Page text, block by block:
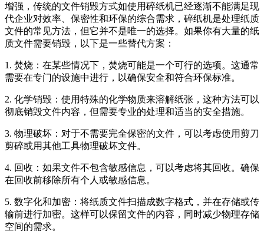
增强，传统的文件销毁方式如使用碎纸机已经逐渐不能满足现
代企业对效率、保密性和环保的综合需求，碎纸机是处理纸质
文件的常见方法，但它并不是唯一的选择。如果你有大量的纸
质文件需要销毁，以下是一些替代方案：
1. 焚烧：在某些情况下，焚烧可能是一个可行的选项。这通常
需要在专门的设施中进行，以确保安全和符合环保标准。
2. 化学销毁：使用特殊的化学物质来溶解纸张，这种方法可以
彻底销毁文件内容，但需要专业的处理和适当的安全措施。
3. 物理破坏：对于不需要完全保密的文件，可以考虑使用剪刀
剪碎或用其他工具物理破坏文件。
4. 回收：如果文件不包含敏感信息，可以考虑将其回收。确保
在回收前移除所有个人或敏感信息。
5. 数字化和加密：将纸质文件扫描成数字格式，并在存储或传
输前进行加密。这样可以保留文件的内容，同时减少物理存储
空间的需求。